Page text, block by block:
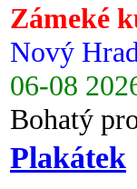
Zámeké
Nový
06-08
Bohatý
Plakátek